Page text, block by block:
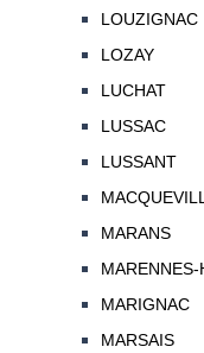
LOUZIGNAC
LOZAY
LUCHAT
LUSSAC
LUSSANT
MARANS
MARIGNAC
MARSAIS